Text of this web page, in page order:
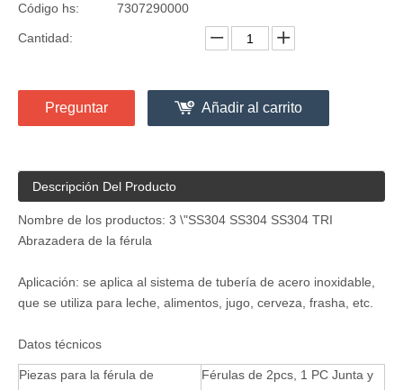
Código hs:
7307290000
Cantidad:
Preguntar Añadir al carrito
Descripción Del Producto
Nombre de los productos: 3 \"SS304 SS304 SS304 TRI
Abrazadera de la férula
Aplicación: se aplica al sistema de tubería de acero inoxidable,
que se utiliza para leche, alimentos, jugo, cerveza, frasha, etc.
Datos técnicos
Piezas para la férula de
Férulas de 2pcs, 1 PC Junta y